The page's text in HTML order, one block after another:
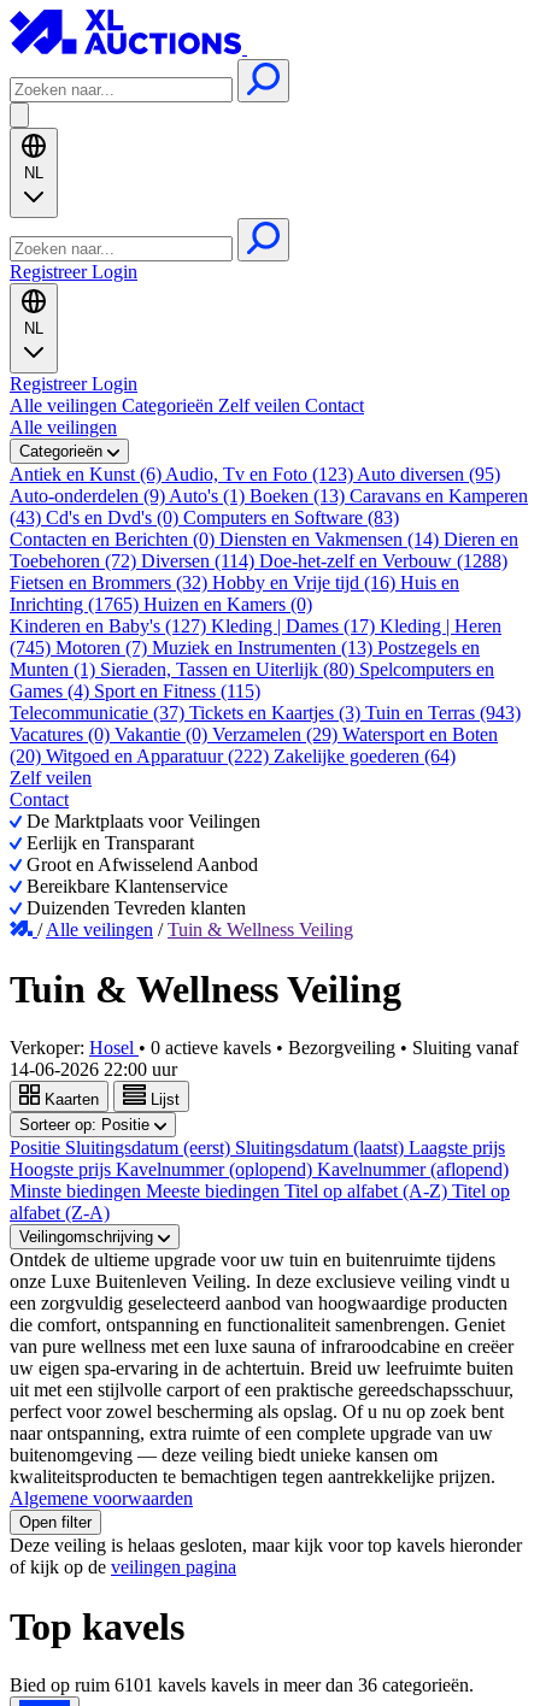
NL
RegistreerLogin
NL
RegistreerLogin
Alle veilingen Categorieën Zelf veilen Contact
Alle veilingen
Categorieën
Antiek en Kunst (6) Audio, Tv en Foto (123) Auto diversen (95)
Auto-onderdelen (9) Auto's (1) Boeken (13) Caravans en Kamperen
(43) Cd's en Dvd's (0) Computers en Software (83)
Contacten en Berichten (0) Diensten en Vakmensen (14) Dieren en
Toebehoren (72) Diversen (114) Doe-het-zelf en Verbouw (1288)
Fietsen en Brommers (32) Hobby en Vrije tijd (16) Huis en
Inrichting (1765) Huizen en Kamers (0)
Kinderen en Baby's (127) Kleding | Dames (17) Kleding | Heren
(745) Motoren (7) Muziek en Instrumenten (13) Postzegels en
Munten (1) Sieraden, Tassen en Uiterlijk (80) Spelcomputers en
Games (4) Sport en Fitness (115)
Telecommunicatie (37) Tickets en Kaartjes (3) Tuin en Terras (943)
Vacatures (0) Vakantie (0) Verzamelen (29) Watersport en Boten
(20) Witgoed en Apparatuur (222) Zakelijke goederen (64)
Zelf veilen
Contact
De Marktplaats voor Veilingen
Eerlijk en Transparant
Groot en Afwisselend Aanbod
Bereikbare Klantenservice
Duizenden Tevreden klanten
/Alle veilingen /Tuin & Wellness Veiling
Tuin & Wellness Veiling
Verkoper: Hosel • 0 actieve kavels • Bezorgveiling • Sluiting vanaf
14-06-2026 22:00 uur
Kaarten
Lijst
Sorteer op: Positie
Positie Sluitingsdatum (eerst) Sluitingsdatum (laatst) Laagste prijs
Hoogste prijs Kavelnummer (oplopend) Kavelnummer (aflopend)
Minste biedingen Meeste biedingen Titel op alfabet (A-Z) Titel op
alfabet (Z-A)
Veilingomschrijving
Ontdek de ultieme upgrade voor uw tuin en buitenruimte tijdens
onze Luxe Buitenleven Veiling. In deze exclusieve veiling vindt u
een zorgvuldig geselecteerd aanbod van hoogwaardige producten
die comfort, ontspanning en functionaliteit samenbrengen. Geniet
van pure wellness met een luxe sauna of infraroodcabine en creëer
uw eigen spa-ervaring in de achtertuin. Breid uw leefruimte buiten
uit met een stijlvolle carport of een praktische gereedschapsschuur,
perfect voor zowel bescherming als opslag. Of u nu op zoek bent
naar ontspanning, extra ruimte of een complete upgrade van uw
buitenomgeving — deze veiling biedt unieke kansen om
kwaliteitsproducten te bemachtigen tegen aantrekkelijke prijzen.
Algemene voorwaarden
Open filter
Deze veiling is helaas gesloten, maar kijk voor top kavels hieronder
of kijk op de veilingen pagina
Top kavels
Bied op ruim 6101 kavels kavels in meer dan 36 categorieën.